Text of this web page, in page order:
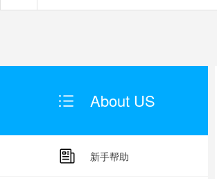
About US
新手帮助